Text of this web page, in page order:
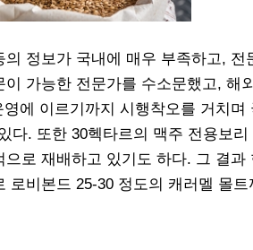
정보가 국내에 매우 부족하고, 전
가능한 전문가를 수소문했고, 해
에 이르기까지 시행착오를 거치며
다. 또한 30헥타르의 맥주 전용보리
로 재배하고 있기도 하다. 그 결과
로비본드 25-30 정도의 캐러멜 몰트